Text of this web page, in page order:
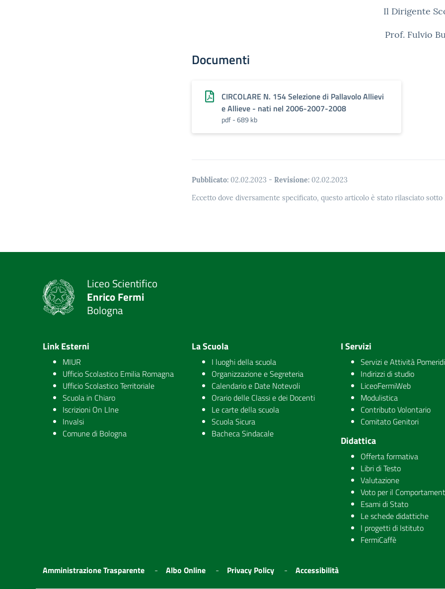
Il Dirigente
Prof. Fulvio
Documenti
CIRCOLARE N. 154 Selezione di Pallavolo Allievi
e Allieve - nati nel 2006-2007-2008
pdf - 689 kb
Pubblicato: 02.02.2023 - Revisione: 02.02.2023
Eccetto dove diversamente specificato, questo articolo è stato rilasciato
Liceo Scientifico
Enrico Fermi
Bologna
Link Esterni
MIUR
Ufficio Scolastico Emilia Romagna
Ufficio Scolastico Territoriale
Scuola in Chiaro
Iscrizioni On LIne
Invalsi
Comune di Bologna
La Scuola
I luoghi della scuola
Organizzazione e Segreteria
Calendario e Date Notevoli
Orario delle Classi e dei Docenti
Le carte della scuola
Scuola Sicura
Bacheca Sindacale
I Servizi
Servizi e Attività
Indirizzi di studio
LiceoFermiWeb
Modulistica
Contributo Volontario
Comitato Genitori
Didattica
Offerta formativa
Libri di Testo
Valutazione
Voto per il
Esami di Stato
Le schede didattiche
I progetti di Istituto
FermiCaffè
Amministrazione Trasparente Albo Online Privacy Policy Accessibilità